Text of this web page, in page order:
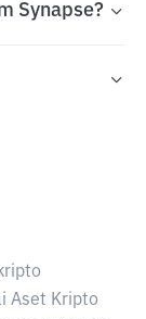
Synapse?
Aset Kripto